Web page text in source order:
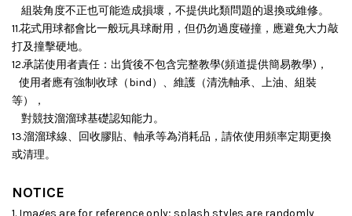
組裝角度不正也可能造成損壞， 不提供此類問題的退換或維修。
11.花式用球都會比一般玩具球耐用，但仍勿過度碰撞，應避免大力敲
打及撞擊硬地。
12.承諾使用者責任：出貨後不包含完整教學(頻道提供簡易教學)，
使用者應有強制收球（bind）、維護（清洗軸承、上油、組裝
等），
對競技溜溜球基礎認知能力。
13.溜溜球線、回收膠貼、軸承等為消耗品，請依使用頻率定期更換
或清理。
NOTICE
1. Images are for reference only; splash styles are randomly